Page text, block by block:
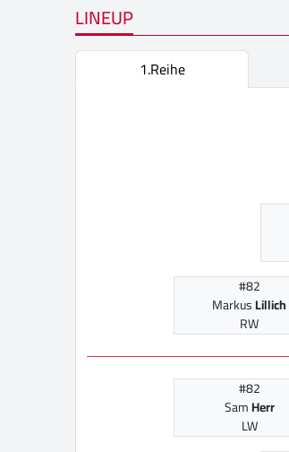
LINEUP
1.Reihe
#82
MarkusLillich
RW
#82
SamHerr
LW